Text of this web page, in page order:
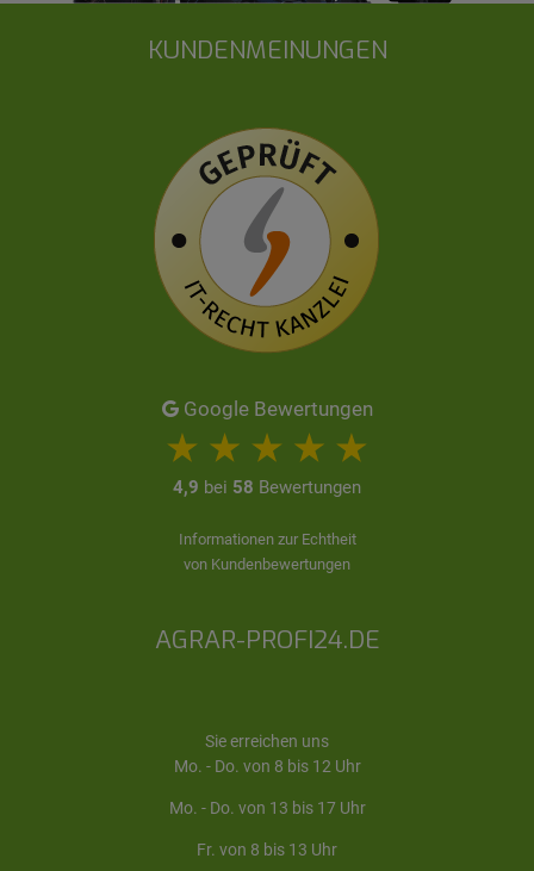
KUNDENMEINUNGEN
Google Bewertungen
4,9 bei 58 Bewertungen
Informationen zur Echtheit
von Kundenbewertungen
AGRAR-PROFI24.DE
Sie erreichen uns
Mo. - Do. von 8 bis 12 Uhr
Mo. - Do. von 13 bis 17 Uhr
Fr. von 8 bis 13 Uhr